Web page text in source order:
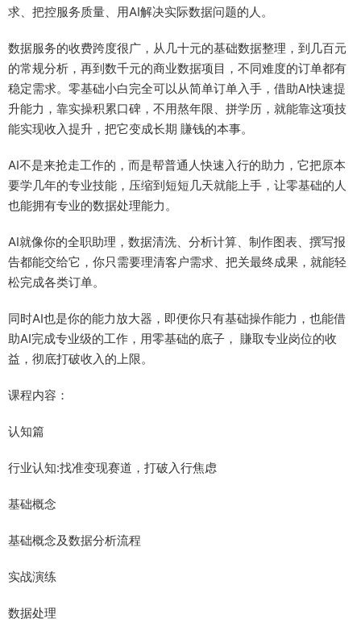
求、把控服务质量、用AI解决实际数据问题的人。
数据服务的收费跨度很广，从几十元的基础数据整理，到几百元
的常规分析，再到数千元的商业数据项目，不同难度的订单都有
稳定需求。零基础小白完全可以从简单订单入手，借助AI快速提
升能力，靠实操积累口碑，不用熬年限、拼学历，就能靠这项技
能实现收入提升，把它变成长期 賺钱的本事。
AI不是来抢走工作的，而是帮普通人快速入行的助力，它把原本
要学几年的专业技能，压缩到短短几天就能上手，让零基础的人
也能拥有专业的数据处理能力。
AI就像你的全职助理，数据清洗、分析计算、制作图表、撰写报
告都能交给它，你只需要理清客户需求、把关最终成果，就能轻
松完成各类订单。
同时AI也是你的能力放大器，即便你只有基础操作能力，也能借
助AI完成专业级的工作，用零基础的底子， 賺取专业岗位的收
益，彻底打破收入的上限。
课程内容：
认知篇
行业认知:找准变现赛道，打破入行焦虑
基础概念
基础概念及数据分析流程
实战演练
数据处理